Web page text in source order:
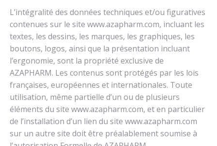
L’intégralité des données techniques et/ou figuratives
contenues sur le site www.azapharm.com, incluant les
textes, les dessins, les marques, les graphiques, les
boutons, logos, ainsi que la présentation incluant
l’ergonomie, sont la propriété exclusive de
AZAPHARM. Les contenus sont protégés par les lois
françaises, européennes et internationales. Toute
utilisation, même partielle d’un ou de plusieurs
éléments du site www.azapharm.com, et en particulier
de l’installation d’un lien du site www.azapharm.com
sur un autre site doit être préalablement soumise à